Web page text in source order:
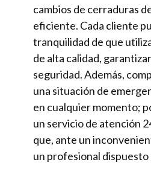
cambios de cerraduras
eficiente. Cada cliente
tranquilidad de que
de alta calidad,
seguridad. Además,
una situación de
en cualquier momento;
un servicio de atención
que, ante un
un profesional dispuesto